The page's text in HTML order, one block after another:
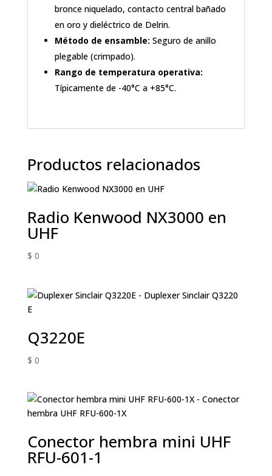
bronce niquelado, contacto central bañado
en oro y dieléctrico de Delrin.
Método de ensamble: Seguro de anillo
plegable (crimpado).
Rango de temperatura operativa:
Típicamente de -40°C a +85°C.
Productos relacionados
Radio Kenwood NX3000 en
UHF
$ 0
Q3220E
$ 0
Conector hembra mini UHF
RFU-601-1